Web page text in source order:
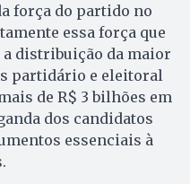
força do partido no
essa força que
distribuição da maior
partidário e eleitoral
de R$ 3 bilhões em
dos candidatos
essenciais à